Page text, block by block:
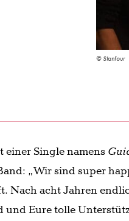
© Stanfour
Single namens
„Wir sind super
Nach acht Jahren
und Eure tolle